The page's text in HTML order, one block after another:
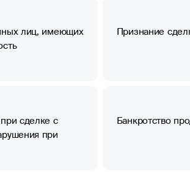
лиц, имеющих
Признание
сделке с
при
Банкротство